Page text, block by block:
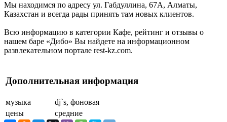
Мы находимся по адресу ул. Габдуллина, 67А, Алматы,
Казахстан и всегда рады принять там новых клиентов.
Всю информацию в категории Кафе, рейтинг и отзывы о
нашем баре «Дибо» Вы найдете на информационном
развлекательном портале rest-kz.com.
Дополнительная информация
музыка
dj`s, фоновая
цены
средние